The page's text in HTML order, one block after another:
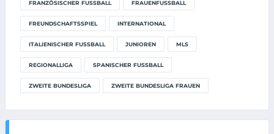
FRANZÖSISCHER FUSSBALL FRAUENFUSSBALL
FREUNDSCHAFTSSPIEL INTERNATIONAL
ITALIENISCHER FUSSBALL JUNIOREN MLS
REGIONALLIGA SPANISCHER FUSSBALL
ZWEITE BUNDESLIGA ZWEITE BUNDESLIGA FRAUEN